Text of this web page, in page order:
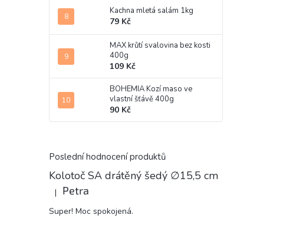
Kachna mletá salám 1kg
79 Kč
MAX krůtí svalovina bez kosti
400g
109 Kč
BOHEMIA Kozí maso ve
vlastní šťávě 400g
90 Kč
Poslední hodnocení produktů
Kolotoč SA drátěný šedý ∅15,5 cm
Hodnocení produktu je 5 z 5 hvězdiček.
| Petra
Super! Moc spokojená.